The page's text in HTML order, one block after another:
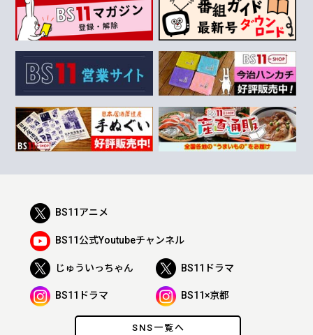
SNS一覧へ
BS11アニメ
BS11公式Youtubeチャンネル
じゅういっちゃん BS11ドラマ
BS11ドラマ BS11×京都